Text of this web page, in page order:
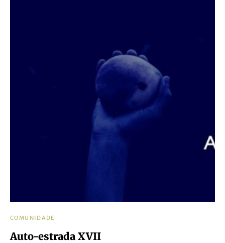
COMUNIDADE
Auto-estrada XVII